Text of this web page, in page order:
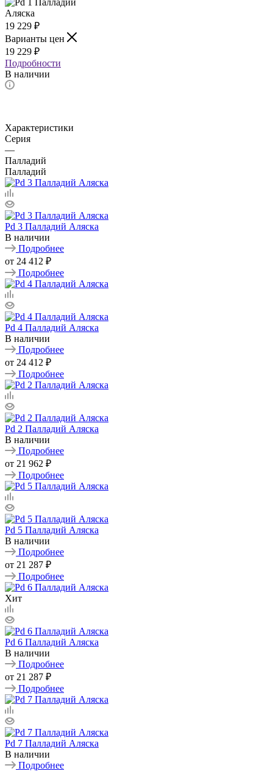
19 229 ₽
Варианты цен
19 229 ₽
Подробности
В наличии
Характеристики
Серия
—
Палладий
Палладий
Pd 3 Палладий Аляска
В наличии
Подробнее
от 24 412 ₽
Подробнее
Pd 4 Палладий Аляска
В наличии
Подробнее
от 24 412 ₽
Подробнее
Pd 2 Палладий Аляска
В наличии
Подробнее
от 21 962 ₽
Подробнее
Pd 5 Палладий Аляска
В наличии
Подробнее
от 21 287 ₽
Подробнее
Хит
Pd 6 Палладий Аляска
В наличии
Подробнее
от 21 287 ₽
Подробнее
Pd 7 Палладий Аляска
В наличии
Подробнее